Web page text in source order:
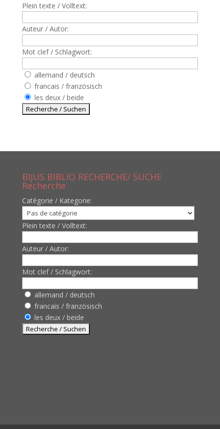
Plein texte / Volltext:
Auteur / Autor:
Mot clef / Schlagwort:
allemand / deutsch
francais / französisch
les deux / beide
BIJUS BIBLIO RECHERCHE/ SUCHE
Recherche
Catègorie / Kategorie:
Plein texte / Volltext:
Auteur / Autor:
Mot clef / Schlagwort:
allemand / deutsch
francais / französisch
les deux / beide